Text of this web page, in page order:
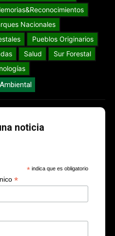
Nacionales
Pueblos Originarios
Salud
Sur Forestal
noticia
* indica que es obligatorio
*